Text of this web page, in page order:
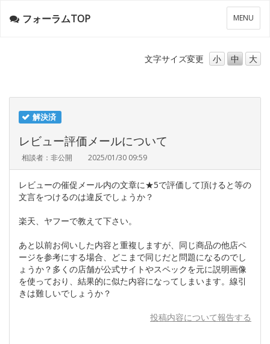
メ
ニ
ー
MENU
フォーラムTOP
文字サイズ変更 小 中 大
解決済
レビュー評価メールについて
相談者：非公開 2025/01/30 09:59
レビューの催促メール内の文章に★5で評価して頂けると等の
文言をつけるのは違反でしょうか？
楽天、ヤフーで教えて下さい。
あと以前お伺いした内容と重複しますが、同じ商品の他店ペ
ージを参考にする場合、どこまで同じだと問題になるのでし
ょうか？多くの店舗が公式サイトやスペックを元に説明画像
を使っており、結果的に似た内容になってしまいます。線引
きは難しいでしょうか？
投稿内容について報告する